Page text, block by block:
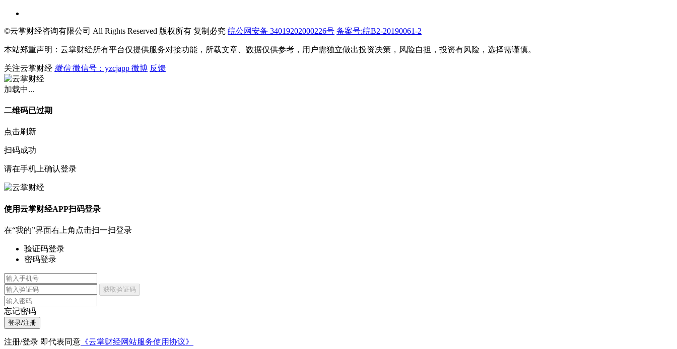
©云掌财经咨询有限公司 All Rights Reserved 版权所有 复制必究 皖公网安备 34019202000226号 备案号:皖B2-20190061-2
本站郑重声明：云掌财经所有平台仅提供服务对接功能，所载文章、数据仅供参考，用户需独立做出投资决策，风险自担，投资有风险，选择需谨慎。
关注云掌财经 微信 微信号：yzcjapp 微博 反馈
加载中...
二维码已过期
点击刷新
扫码成功
请在手机上确认登录
使用云掌财经APP扫码登录
在“我的”界面右上角点击扫一扫登录
验证码登录
密码登录
获取验证码
忘记密码
登录/注册
注册/登录 即代表同意 《云掌财经网站服务使用协议》